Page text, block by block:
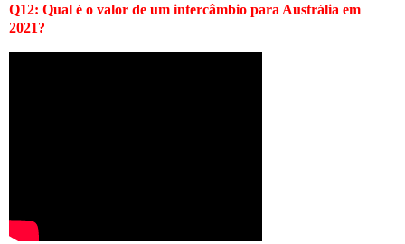
Q12: Qual é o valor de um intercâmbio para Austrália em
2021?